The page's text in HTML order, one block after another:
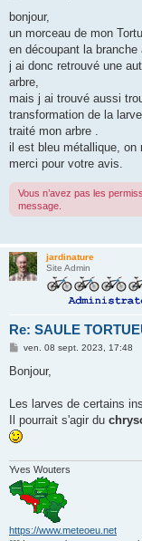
s
a
g
bonjour,
un morceau de mon
en découpant la
j ai donc retrouvé une
arbre,
mais j ai trouvé aussi
transformation de la
traité mon arbre .
il est bleu métallique, on
merci pour votre avis.
Vous n’avez pas les
message.
jardinature
Site Admin
Re: SAULE
M
s
g
ven. 08 sept. 2023, 17:48
Bonjour,
Les larves de certains
Il pourrait s'agir du
Yves Wouters
https://www.meteoeu.net